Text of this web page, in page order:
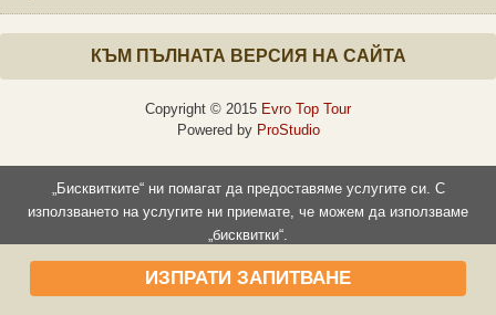
ИЗПРАТИ ЗАПИТВАНЕ
КЪМ ПЪЛНАТА ВЕРСИЯ НА САЙТА
Copyright © 2015 Evro Top Tour
Powered by ProStudio
„Бисквитките“ ни помагат да предоставяме услугите си. С
използването на услугите ни приемате, че можем да използваме
„бисквитки“.
Прочети повече Съгласен съм